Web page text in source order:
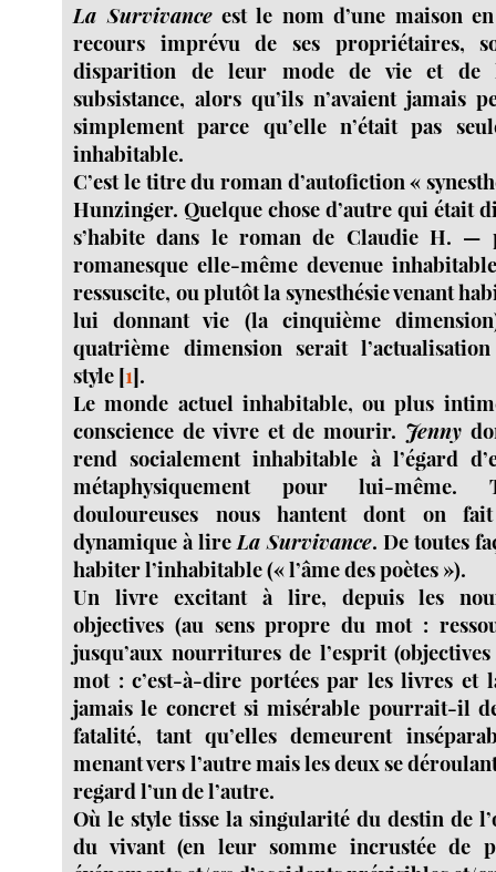
La Survivanceest le nom d’une maison
recours imprévu de ses propriétaires,
disparition de leur mode de vie et de
subsistance, alors qu’ils n’avaient jamais
simplement parce qu’elle n’était pas
inhabitable.
C’est le titre du roman d’autofiction «
Hunzinger. Quelque chose d’autre qui était
s’habite dans le roman de Claudie H. —
romanesque elle-même devenue
ressuscite, ou plutôt la synesthésie venant
lui donnant vie (la cinquième
quatrième dimension serait
style [1].
Le monde actuel inhabitable, ou plus
conscience de vivre et de mourir. Jenny
rend socialement inhabitable à l’égard
métaphysiquement pour lui-même.
douloureuses nous hantent dont on
dynamique à lireLa Survivance. De toutes
habiter l’inhabitable (« l’âme des poètes »).
Un livre excitant à lire, depuis les
objectives (au sens propre du mot :
jusqu’aux nourritures de l’esprit
mot : c’est-à-dire portées par les livres et
jamais le concret si misérable pourrait-il
fatalité, tant qu’elles demeurent
menant vers l’autre mais les deux se
regard l’un de l’autre.
Où le style tisse la singularité du destin de
du vivant (en leur somme incrustée de